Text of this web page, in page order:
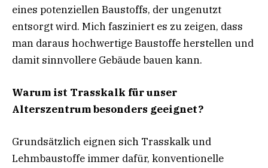
eines potenziellen Baustoffs, der ungenutzt
entsorgt wird. Mich fasziniert es zu zeigen, dass
man daraus hochwertige Baustoffe herstellen und
damit sinnvollere Gebäude bauen kann.
Warum ist Trasskalk für unser
Alterszentrum besonders geeignet?
Grundsätzlich eignen sich Trasskalk und
Lehmbaustoffe immer dafür, konventionelle